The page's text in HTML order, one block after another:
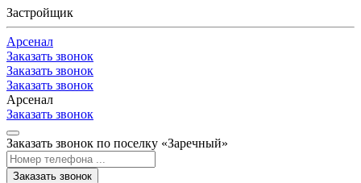
Застройщик
Арсенал
Заказать звонок
Заказать звонок
Заказать звонок
Арсенал
Заказать звонок
Заказать звонок по поселку «Заречный»
Заказать звонок